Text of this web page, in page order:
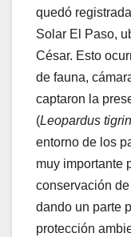
quedó
Solar El Paso,
César. Esto
de fauna,
captaron la
(Leopardus
entorno de los
muy importante
conservación
dando un parte
protección